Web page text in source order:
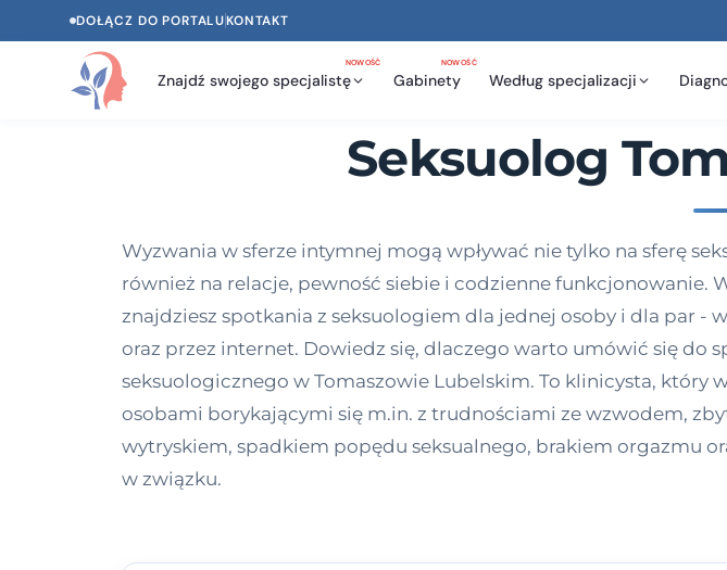
DOŁĄCZ DO PORTALUKONTAKT
Znajdź swojego specjalistę
NOWOŚĆ
Gabinety
NOWOŚĆ
Według specjalizacji
Seksuolog
Wyzwania w sferze intymnej mogą wpływać nie tylko na sferę
również na relacje, pewność siebie i codzienne funkcjonowanie.
znajdziesz spotkania z seksuologiem dla jednej osoby i dla par -
oraz przez internet. Dowiedz się, dlaczego warto umówić się do
seksuologicznego w Tomaszowie Lubelskim. To klinicysta, który
osobami borykającymi się m.in. z trudnościami ze wzwodem,
wytryskiem, spadkiem popędu seksualnego, brakiem orgazmu
w związku.